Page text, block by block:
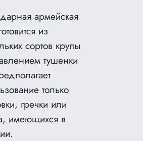
армейская
из
сортов крупы
тушенки
только
гречки или
имеющихся в